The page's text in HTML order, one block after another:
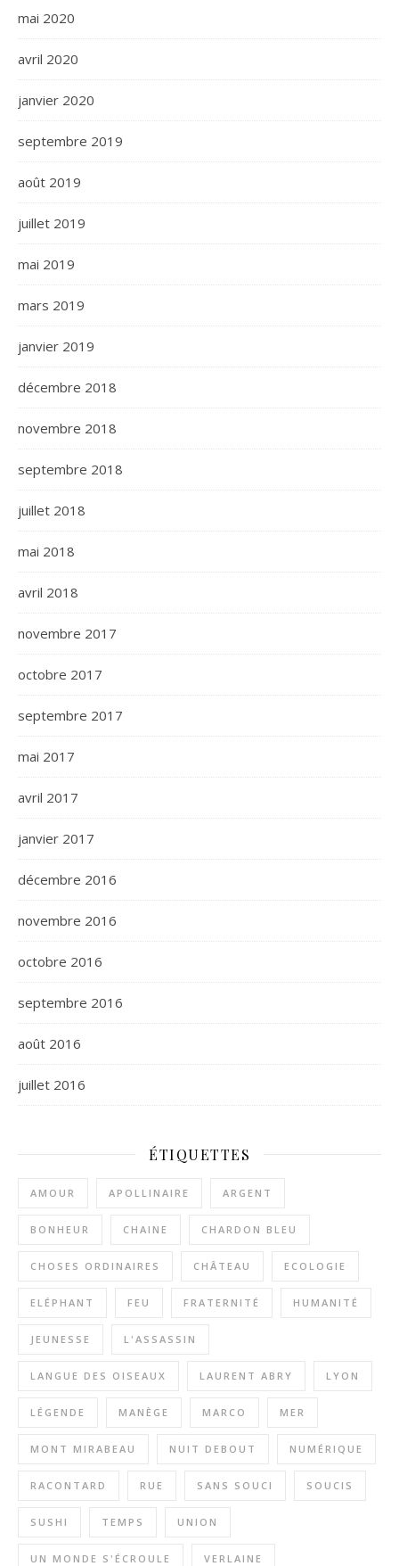
mai 2020
avril 2020
janvier 2020
septembre 2019
août 2019
juillet 2019
mai 2019
mars 2019
janvier 2019
décembre 2018
novembre 2018
septembre 2018
juillet 2018
mai 2018
avril 2018
novembre 2017
octobre 2017
septembre 2017
mai 2017
avril 2017
janvier 2017
décembre 2016
novembre 2016
octobre 2016
septembre 2016
août 2016
juillet 2016
ÉTIQUETTES
AMOUR APOLLINAIRE ARGENT
BONHEUR CHAINE CHARDON BLEU
CHOSES ORDINAIRES CHÂTEAU ECOLOGIE
ELÉPHANT FEU FRATERNITÉ HUMANITÉ
JEUNESSE L'ASSASSIN
LANGUE DES OISEAUX LAURENT ABRY LYON
LÉGENDE MANÈGE MARCO MER
MONT MIRABEAU NUIT DEBOUT NUMÉRIQUE
RACONTARD RUE SANS SOUCI SOUCIS
SUSHI TEMPS UNION
UN MONDE S'ÉCROULE VERLAINE